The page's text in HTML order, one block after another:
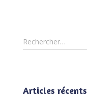
R
e
r
Rechercher…
Articles récents